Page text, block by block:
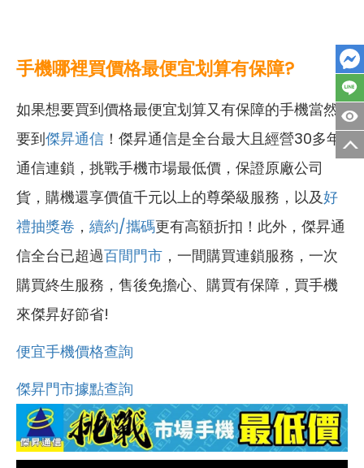
手機哪裡買價格最便宜划算有保障?
如果想要買到價格最便宜划算又有保障的手機當然
要到傑昇通信 ！傑昇通信是全台最大且經營30多年
通信連鎖，挑戰手機市場最低價，保證原廠公司
貨，購機還享價值千元以上的尊榮級服務，以及好
禮抽獎卷 ， 續約/攜碼更有高額折扣！此外，傑昇通
信全台已超過百間門市 ，一間購買連鎖服務，一次
購買終生服務，售後免擔心、購買有保障，買手機
來傑昇好節省!
便宜手機價格查詢
傑昇門市據點查詢